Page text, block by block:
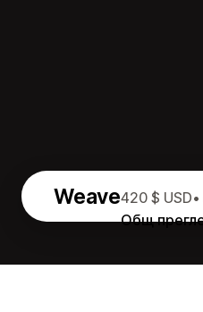
Weave
Общ
420 $ USD•